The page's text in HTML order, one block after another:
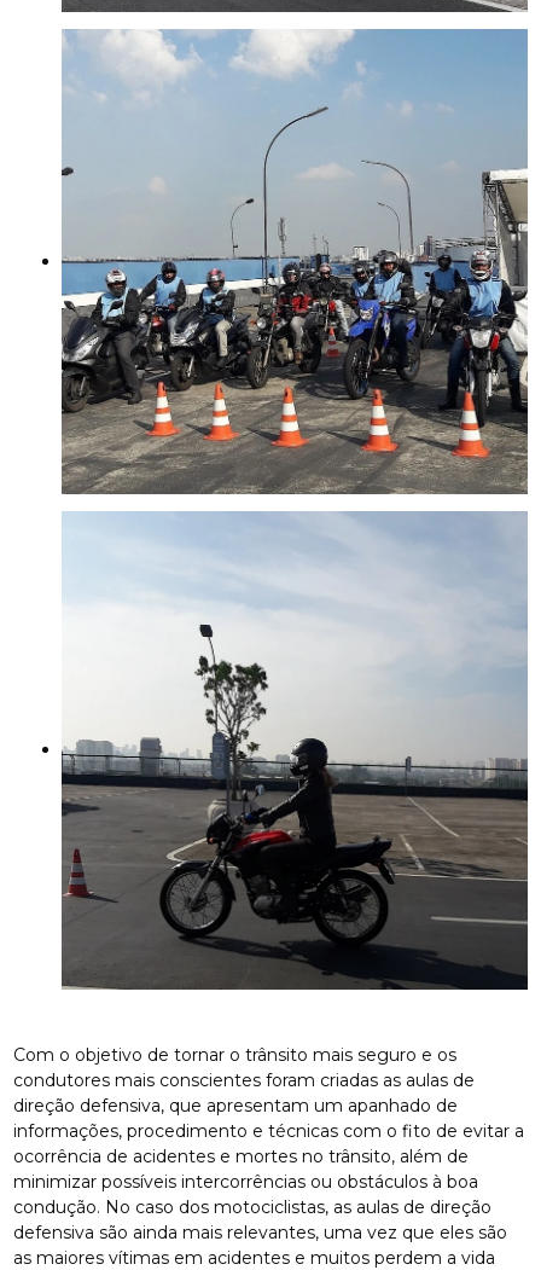
Com o objetivo de tornar o trânsito mais seguro e os
condutores mais conscientes foram criadas as aulas de
direção defensiva, que apresentam um apanhado de
informações, procedimento e técnicas com o fito de evitar a
ocorrência de acidentes e mortes no trânsito, além de
minimizar possíveis intercorrências ou obstáculos à boa
condução. No caso dos motociclistas, as aulas de direção
defensiva são ainda mais relevantes, uma vez que eles são
as maiores vítimas em acidentes e muitos perdem a vida